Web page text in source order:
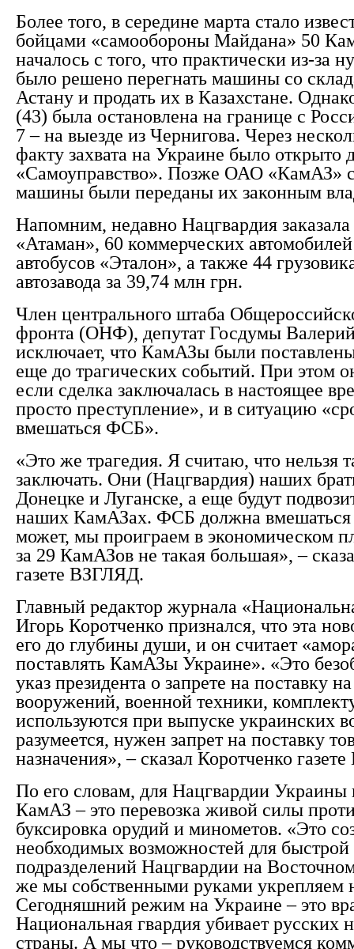
Более того, в середине марта стало
бойцами «самообороны Майдана» 50
началось с того, что практически из-за
было решено перегнать машины со
Астану и продать их в Казахстане.
(43) была остановлена на границе с
7 – на выезде из Чернигова. Через
факту захвата на Украине было открыто
«Самоуправство». Позже ОАО «КамАЗ»
машины были переданы их законным
Напомним, недавно Нацгвардия заказала
«Атаман», 60 коммерческих
автобусов «Эталон», а также 44
автозавода за 39,74 млн грн.
Член центрального штаба
фронта (ОНФ), депутат Госдумы
исключает, что КамАЗы были
еще до трагических событий. При этом
если сделка заключалась в настоящее
просто преступление», и в ситуацию
вмешаться ФСБ».
«Это же трагедия. Я считаю, что нельзя
заключать. Они (Нацгвардия) наших
Донецке и Луганске, а еще будут
наших КамАЗах. ФСБ должна вмешаться
может, мы проиграем в экономическом
за 29 КамАЗов не такая большая», –
газете ВЗГЛЯД.
Главный редактор журнала
Игорь Коротченко признался, что эта
его до глубины души, и он считает
поставлять КамАЗы Украине». «Это
указ президента о запрете на поставку
вооружений, военной техники,
используются при выпуске украинских
разумеется, нужен запрет на поставку
назначения», – сказал Коротченко
По его словам, для Нацгвардии Украины
КамАЗ – это перевозка живой силы
буксировка орудий и минометов. «Это
необходимых возможностей для быстрой
подразделений Нацгвардии на
же мы собственными руками укрепляем
Сегодняшний режим на Украине – это
Национальная гвардия убивает русских
страны. А мы что – руководствуемся